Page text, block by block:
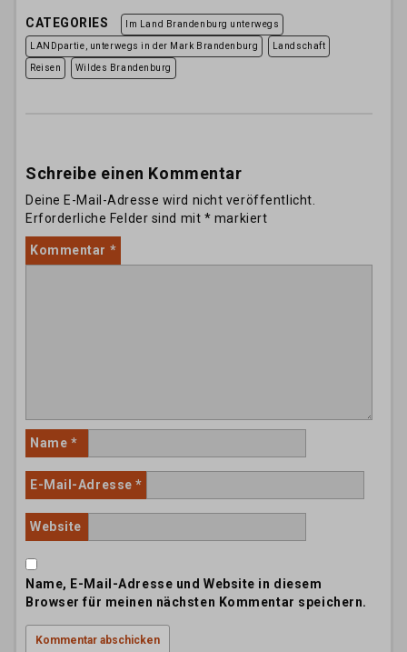
CATEGORIES Im Land Brandenburg unterwegs
LANDpartie, unterwegs in der Mark Brandenburg Landschaft
Reisen Wildes Brandenburg
Schreibe einen Kommentar
Deine E-Mail-Adresse wird nicht veröffentlicht.
Erforderliche Felder sind mit * markiert
Kommentar *
Name *
E-Mail-Adresse*
Website
Name, E-Mail-Adresse und Website in diesem
Browser für meinen nächsten Kommentar speichern.